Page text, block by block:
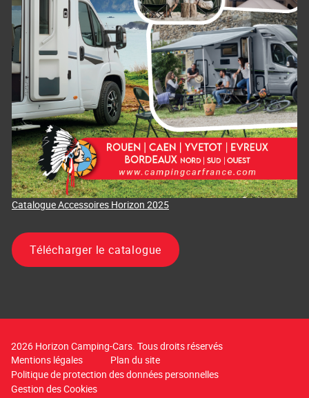
Catalogue Accessoires Horizon 2025
Télécharger le catalogue
2026 Horizon Camping-Cars. Tous droits réservés
Mentions légales
Plan du site
Politique de protection des données personnelles
Gestion des Cookies